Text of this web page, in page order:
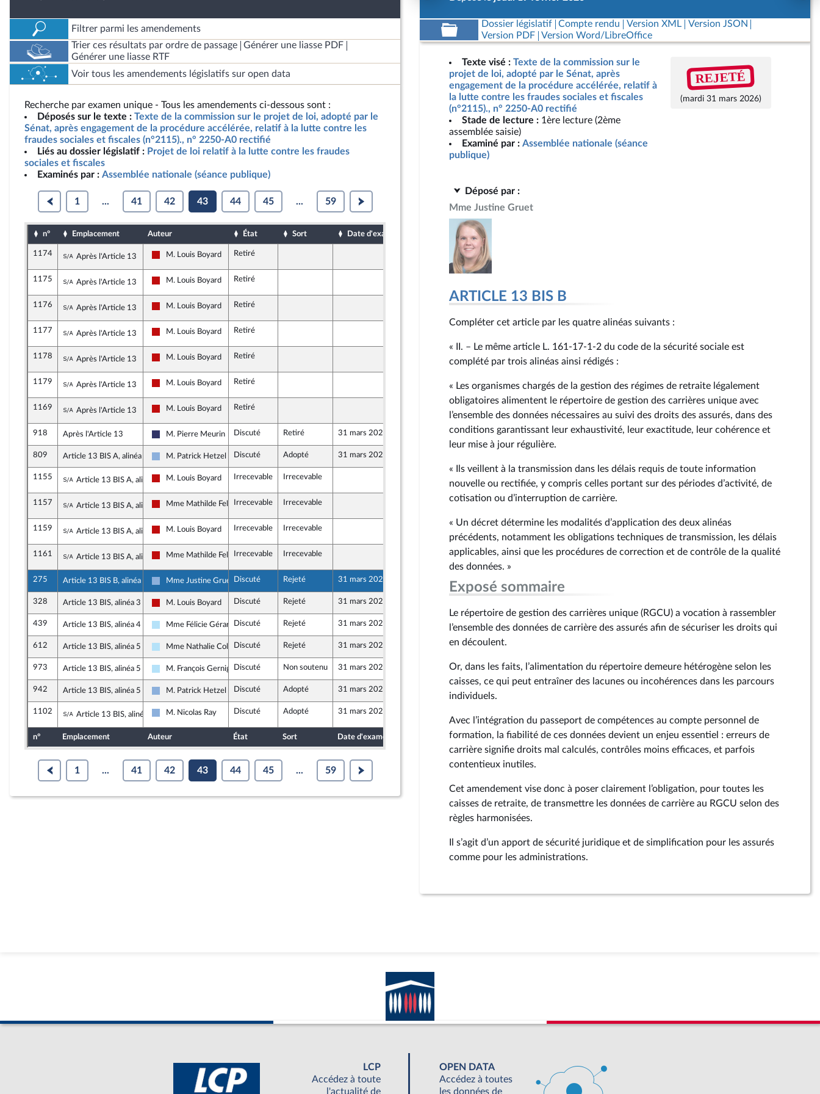
Filtrer parmi les amendements
Trier ces résultats par ordre de passage
Générer une liasse PDF
Générer une liasse RTF
Voir tous les amendements législatifs sur open data
Recherche par examen unique - Tous les amendements ci-dessous sont :
Déposés sur le texte : Texte de la commission sur le projet de loi, adopté par le
Sénat, après engagement de la procédure accélérée, relatif à la lutte contre les
fraudes sociales et fiscales (n°2115)., n° 2250-A0 rectifié
Liés au dossier législatif : Projet de loi relatif à la lutte contre les fraudes
sociales et fiscales
Examinés par : Assemblée nationale (séance publique)
1 ... 41 42 43 44 45 ... 59
n° Emplacement Auteur État Sort Date d'examen Date de dépôt
1174 Sous-amendement de l'amendement n°255
Après l'Article 13 La France insoumise - Nouveau Front Populaire
M. Louis Boyard Retiré 30 mars 2026
1175 Sous-amendement de l'amendement n°255
Après l'Article 13 La France insoumise - Nouveau Front Populaire
M. Louis Boyard Retiré
1176 Sous-amendement de l'amendement n°255
Après l'Article 13 La France insoumise - Nouveau Front Populaire
M. Louis Boyard Retiré 30 mars 2026
1177 Sous-amendement de l'amendement n°255
Après l'Article 13 La France insoumise - Nouveau Front Populaire
M. Louis Boyard Retiré
1178 Sous-amendement de l'amendement n°255
Après l'Article 13 La France insoumise - Nouveau Front Populaire
M. Louis Boyard Retiré
1179 Sous-amendement de l'amendement n°255
Après l'Article 13 La France insoumise - Nouveau Front Populaire
M. Louis Boyard Retiré 30 mars 2026
1169 Sous-amendement de l'amendement n°255
Après l'Article 13 La France insoumise - Nouveau Front Populaire
M. Louis Boyard Retiré
918 Après l'Article 13
Rassemblement National
M. Pierre Meurin Discuté Retiré 31 mars 2026 20 février 2026
809 Article 13 BIS A, alinéa 3
Droite Républicaine
M. Patrick Hetzel Discuté Adopté 31 mars 2026
1155 Sous-amendement de l'amendement n°809
Article 13 BIS A, alinéa 3 La France insoumise - Nouveau Front Populaire
M. Louis Boyard Irrecevable Irrecevable
1157 Sous-amendement de l'amendement n°809
Article 13 BIS A, alinéa 3 La France insoumise - Nouveau Front Populaire
Mme Mathilde Feld Irrecevable Irrecevable 30 mars 2026
1159 Sous-amendement de l'amendement n°809
Article 13 BIS A, alinéa 3 La France insoumise - Nouveau Front Populaire
M. Louis Boyard Irrecevable Irrecevable 30 mars 2026
1161 Sous-amendement de l'amendement n°809
Article 13 BIS A, alinéa 3 La France insoumise - Nouveau Front Populaire
Mme Mathilde Feld Irrecevable Irrecevable 30 mars 2026
275 Article 13 BIS B, alinéa 4
Droite Républicaine
Mme Justine Gruet Discuté Rejeté 31 mars 2026 19 février 2026
328 Article 13 BIS, alinéa 3
La France insoumise - Nouveau Front Populaire
M. Louis Boyard Discuté Rejeté 31 mars 2026
439 Article 13 BIS, alinéa 4
Horizons & Indépendants
Mme Félicie Gérard Discuté Rejeté 31 mars 2026 19 février 2026
612 Article 13 BIS, alinéa 5
Horizons & Indépendants
Mme Nathalie Colin-Oesterlé
Discuté Rejeté 31 mars 2026 20 février 2026
973 Article 13 BIS, alinéa 5
Horizons & Indépendants
M. François GernigonDiscuté Non soutenu 31 mars 2026 20 février 2026
942 Article 13 BIS, alinéa 5
Droite Républicaine
M. Patrick Hetzel Discuté Adopté 31 mars 2026
1102 Sous-amendement de l'amendement n°942
Article 13 BIS, alinéa 5 Droite Républicaine
M. Nicolas Ray Discuté Adopté 31 mars 2026
n° Emplacement Auteur État Sort Date d'examen Date de dépôt
1 ... 41 42 43 44 45 ... 59
Dossier législatif Compte rendu Version XML
Version JSON
Version PDF
Version Word/LibreOffice
Texte visé : Texte de la commission sur le
projet de loi, adopté par le Sénat, après
engagement de la procédure accélérée, relatif à
la lutte contre les fraudes sociales et fiscales
(n°2115)., n° 2250-A0 rectifié
Stade de lecture : 1ère lecture (2ème
assemblée saisie)
Examiné par : Assemblée nationale (séance
publique)
REJETÉ
(mardi 31 mars 2026)
Déposé par :
Mme Justine Gruet
ARTICLE 13 BIS B
Compléter cet article par les quatre alinéas suivants :
« II. – Le même article L. 161‑17‑1‑2 du code de la sécurité sociale est
complété par trois alinéas ainsi rédigés :
« Les organismes chargés de la gestion des régimes de retraite légalement
obligatoires alimentent le répertoire de gestion des carrières unique avec
l’ensemble des données nécessaires au suivi des droits des assurés, dans des
conditions garantissant leur exhaustivité, leur exactitude, leur cohérence et
leur mise à jour régulière.
« Ils veillent à la transmission dans les délais requis de toute information
nouvelle ou rectifiée, y compris celles portant sur des périodes d’activité, de
cotisation ou d’interruption de carrière.
« Un décret détermine les modalités d’application des deux alinéas
précédents, notamment les obligations techniques de transmission, les délais
applicables, ainsi que les procédures de correction et de contrôle de la qualité
des données. »
Exposé sommaire
Le répertoire de gestion des carrières unique (RGCU) a vocation à rassembler
l’ensemble des données de carrière des assurés afin de sécuriser les droits qui
en découlent.
Or, dans les faits, l’alimentation du répertoire demeure hétérogène selon les
caisses, ce qui peut entraîner des lacunes ou incohérences dans les parcours
individuels.
Avec l’intégration du passeport de compétences au compte personnel de
formation, la fiabilité de ces données devient un enjeu essentiel : erreurs de
carrière signifie droits mal calculés, contrôles moins efficaces, et parfois
contentieux inutiles.
Cet amendement vise donc à poser clairement l’obligation, pour toutes les
caisses de retraite, de transmettre les données de carrière au RGCU selon des
règles harmonisées.
Il s’agit d’un apport de sécurité juridique et de simplification pour les assurés
comme pour les administrations.
LCP
Accédez à toute
l'actualité de
OPEN DATA
Accédez à toutes
les données de